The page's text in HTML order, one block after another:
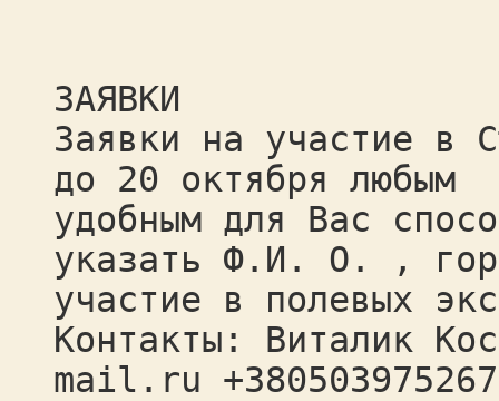
ЗАЯВКИ
Заявки на участие в
до 20 октября любым
удобным для Вас
указать Ф.И. О. ,
участие в полевых
Контакты: Виталик
mail.ru +380503975267